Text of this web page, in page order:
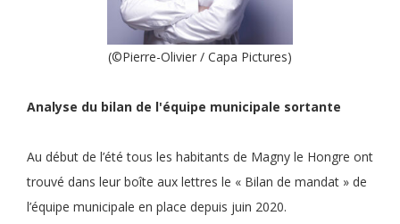
(©Pierre-Olivier / Capa Pictures)
Analyse du bilan de l'équipe municipale sortante
Au début de l’été tous les habitants de Magny le Hongre ont
trouvé dans leur boîte aux lettres le « Bilan de mandat » de
l’équipe municipale en place depuis juin 2020.